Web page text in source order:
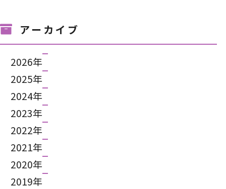
アーカイブ
2026年
2025年
2024年
2023年
2022年
2021年
2020年
2019年